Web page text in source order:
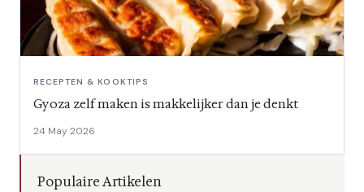
RECEPTEN & KOOKTIPS
Gyoza zelf maken is makkelijker dan je denkt
24 May 2026
Populaire Artikelen